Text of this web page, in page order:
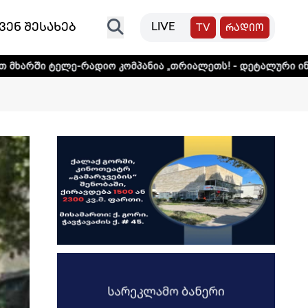
შესახებ LIVE TV რადიო
კომპანია „თრიალეთს! - დეტალური ინფორმაციისთვის